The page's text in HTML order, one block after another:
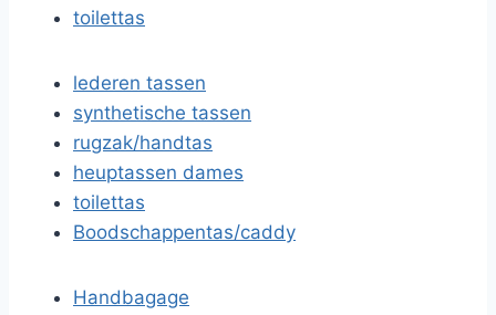
toilettas
lederen tassen
synthetische tassen
rugzak/handtas
heuptassen dames
toilettas
Boodschappentas/caddy
Handbagage